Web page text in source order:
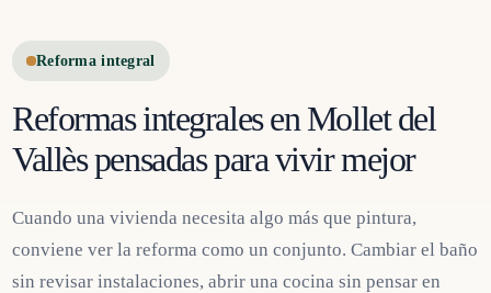
Reforma integral
Reformas integrales en Mollet del
Vallès pensadas para vivir mejor
Cuando una vivienda necesita algo más que pintura,
conviene ver la reforma como un conjunto. Cambiar el baño
sin revisar instalaciones, abrir una cocina sin pensar en